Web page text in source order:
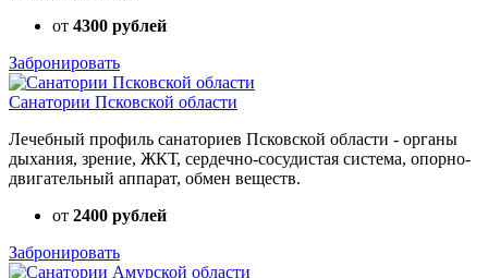
от 4300 рублей
Забронировать
Санатории Псковской области
Лечебный профиль санаториев Псковской области - органы
дыхания, зрение, ЖКТ, сердечно-сосудистая система, опорно-
двигательный аппарат, обмен веществ.
от 2400 рублей
Забронировать